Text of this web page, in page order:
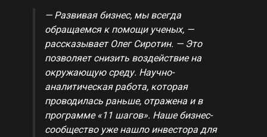
— Развивая бизнес, мы всегда
обращаемся к помощи ученых, —
рассказывает Олег Сиротин. — Это
позволяет снизить воздействие на
окружающую среду. Научно-
аналитическая работа, которая
проводилась раньше, отражена и в
программе «11 шагов». Наше бизнес-
сообщество уже нашло инвестора для